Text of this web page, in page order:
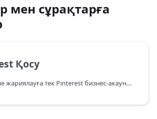
мен сұрақтарға
Қосу
Қосылуға және жариялауға тек Pinterest бизнес-акаунттарының тақталары қолжетімді. Алдымен, өзіңіздің акаунтыңызды бизнес-профильге аударғаныңызға көз жеткізіңіз. Мұны Pinterest сайтының «Акаунт баптаулары» бөлімінде жасауға болады.